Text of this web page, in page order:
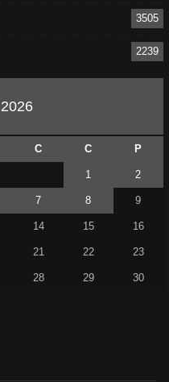
3505
2239
C C P
1 2
7 8 9
14 15 16
21 22 23
28 29 30